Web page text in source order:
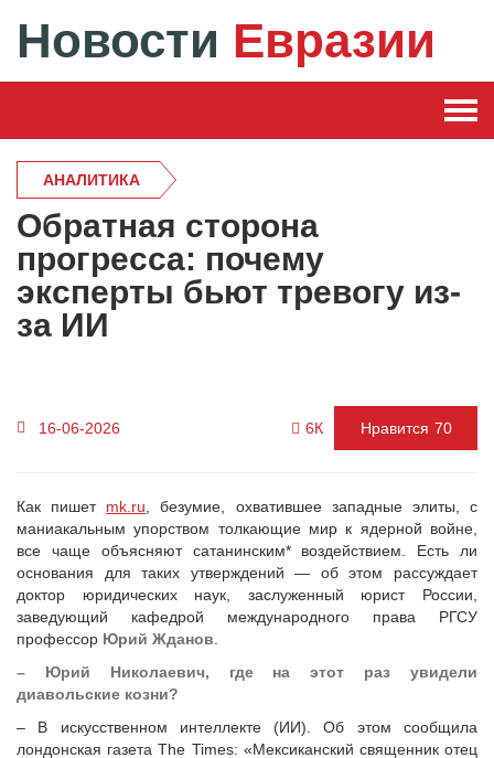
Новости Евразии
АНАЛИТИКА
Обратная сторона
прогресса: почему
эксперты бьют тревогу из-
за ИИ
16-06-2026 6К Нравится 70
Как пишет mk.ru , безумие, охватившее западные элиты, с
маниакальным упорством толкающие мир к ядерной войне,
все чаще объясняют сатанинским* воздействием. Есть ли
основания для таких утверждений — об этом рассуждает
доктор юридических наук, заслуженный юрист России,
заведующий кафедрой международного права РГСУ
профессор Юрий Жданов
– Юрий Николаевич, где на этот раз увидели
диавольские козни?
– В искусственном интеллекте (ИИ). Об этом сообщила
лондонская газета The Times: «Мексиканский священник отец